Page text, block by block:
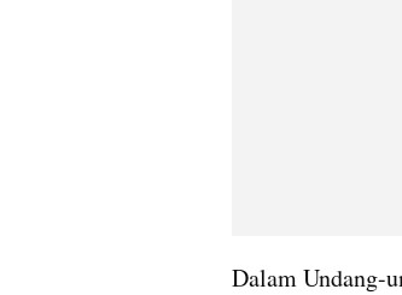
Dalam Undang-